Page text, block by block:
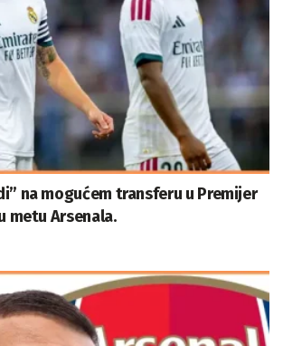
na mogućem transferu u Premijer
metu Arsenala.